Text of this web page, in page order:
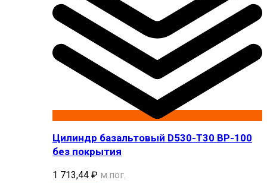
Цилиндр базальтовый D530-T30 BP-100
без покрытия
1 713,44 ₽ м.пог.